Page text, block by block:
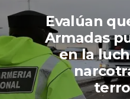
Evalúan
Armadas
en la